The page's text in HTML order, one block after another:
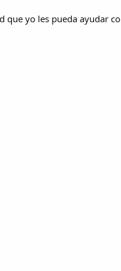
que yo les pueda ayudar